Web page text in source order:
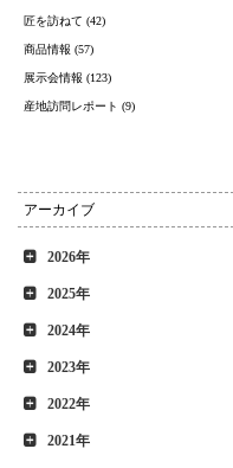
匠を訪ねて (42)
商品情報 (57)
展示会情報 (123)
産地訪問レポート (9)
アーカイブ
2026年
2025年
2024年
2023年
2022年
2021年